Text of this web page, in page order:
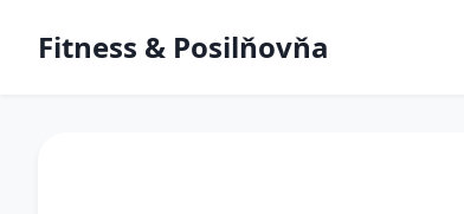
Fitness & Posilňovňa